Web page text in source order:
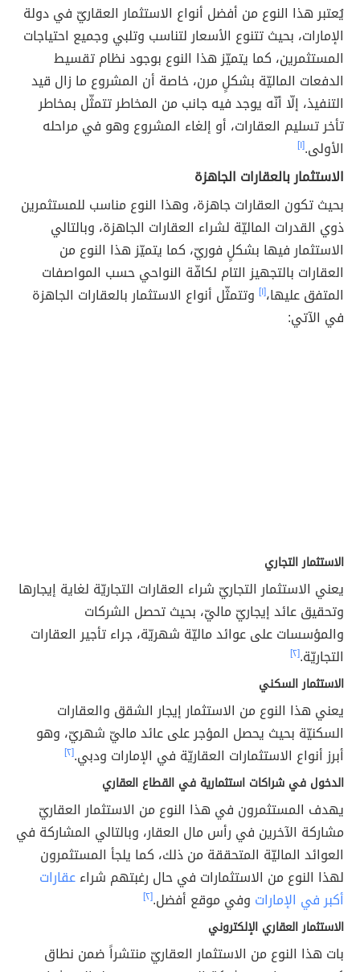
يُعتبر هذا النوع من أفضل أنواع الاستثمار العقاريّ في دولة
الإمارات، بحيث تتنوع الأسعار لتناسب وتلبي وجميع احتياجات
المستثمرين، كما يتميّز هذا النوع بوجود نظام تقسيط
الدفعات الماليّة بشكلٍ مرن، خاصة أن المشروع ما زال قيد
التنفيذ، إلّا أنّه يوجد فيه جانب من المخاطر تتمثّل بمخاطر
تأخر تسليم العقارات، أو إلغاء المشروع وهو في مراحله
الأولى.[١]
الاستثمار بالعقارات الجاهزة
بحيث تكون العقارات جاهزة، وهذا النوع مناسب للمستثمرين
ذوي القدرات الماليّة لشراء العقارات الجاهزة، وبالتالي
الاستثمار فيها بشكلٍ فوريّ، كما يتميّز هذا النوع من
العقارات بالتجهيز التام لكافّة النواحي حسب المواصفات
المتفق عليها،[١] وتتمثّل أنواع الاستثمار بالعقارات الجاهزة
في الآتي:
الاستثمار التجاري
يعني الاستثمار التجاريّ شراء العقارات التجاريّة لغاية إيجارها
وتحقيق عائد إيجاريّ ماليّ، بحيث تحصل الشركات
والمؤسسات على عوائد ماليّة شهريّة، جراء تأجير العقارات
التجاريّة.[٢]
الاستثمار السكني
يعني هذا النوع من الاستثمار إيجار الشقق والعقارات
السكنيّة بحيث يحصل المؤجر على عائد ماليّ شهريّ، وهو
أبرز أنواع الاستثمارات العقاريّة في الإمارات ودبي.[٢]
الدخول في شراكات استثمارية في القطاع العقاري
يهدف المستثمرون في هذا النوع من الاستثمار العقاريّ
مشاركة الآخرين في رأس مال العقار، وبالتالي المشاركة في
العوائد الماليّة المتحققة من ذلك، كما يلجأ المستثمرون
لهذا النوع من الاستثمارات في حال رغبتهم شراءعقارات
أكبر في الإمارات وفي موقع أفضل.[٢]
الاستثمار العقاري الإلكتروني
بات هذا النوع من الاستثمار العقاريّ منتشراً ضمن نطاق